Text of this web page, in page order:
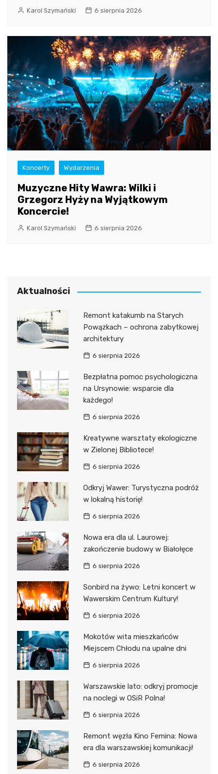
Karol Szymański 6 sierpnia 2026
Koncerty Wydarzenia
Muzyczne Hity Wawra: Wilki i
Grzegorz Hyży na Wyjątkowym
Koncercie!
Karol Szymański 6 sierpnia 2026
Aktualności
Remont katakumb na Starych
Powązkach – ochrona zabytkowej
architektury
6 sierpnia 2026
Bezpłatna pomoc psychologiczna
na Ursynowie: wsparcie dla
każdego!
6 sierpnia 2026
Kreatywne warsztaty ekologiczne
w Zielonej Bibliotece!
6 sierpnia 2026
Odkryj Wawer: Turystyczna podróż
w lokalną historię!
6 sierpnia 2026
Nowa era dla ul. Laurowej:
zakończenie budowy w Białołęce
6 sierpnia 2026
Sonbird na żywo: Letni koncert w
Wawerskim Centrum Kultury!
6 sierpnia 2026
Mokotów wita mieszkańców
Miejscem Chłodu na upalne dni
6 sierpnia 2026
Warszawskie lato: odkryj promocje
na noclegi w OSiR Polna!
6 sierpnia 2026
Remont węzła Kino Femina: Nowa
era dla warszawskiej komunikacji!
6 sierpnia 2026